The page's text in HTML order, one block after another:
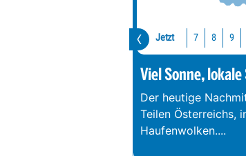
Jetzt 7 8 9
Viel Sonne,
Der heutige
Teilen Österreichs,
Haufenwolken....